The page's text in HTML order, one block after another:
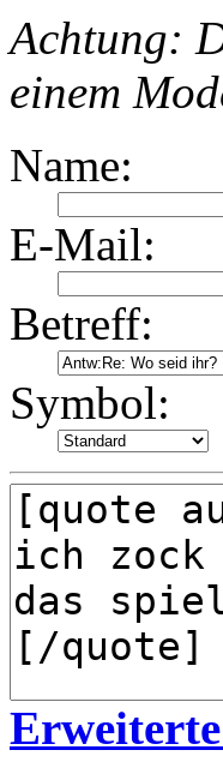
Achtung:
einem
Name:
E-Mail:
Betreff:
Symbol: